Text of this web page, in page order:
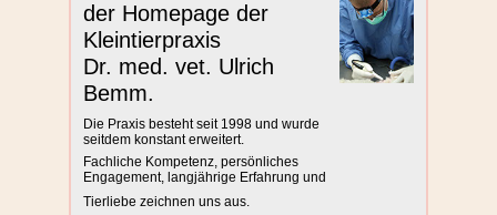
der Homepage der
Kleintierpraxis
Dr. med. vet. Ulrich
Bemm.
Die Praxis besteht seit 1998 und wurde
seitdem konstant erweitert.
Fachliche Kompetenz, persönliches
Engagement, langjährige Erfahrung und
Tierliebe zeichnen uns aus.